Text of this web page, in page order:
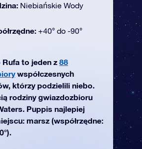
Niebiańskie Wody
+40° do -90°
to jeden z 88
współczesnych
którzy podzielili niebo.
rodziny gwiazdozbioru
Puppis najlepiej
marsz (współrzędne: